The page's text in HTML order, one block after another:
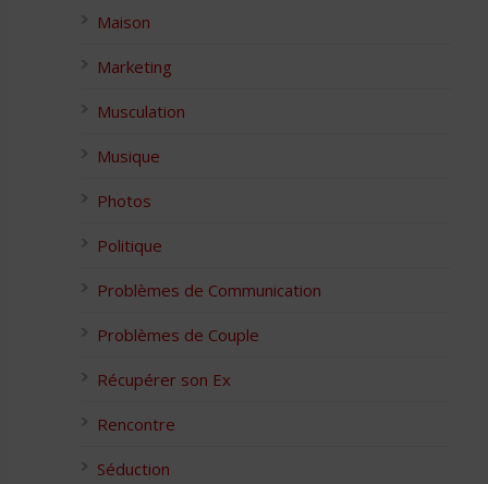
Maison
Marketing
Musculation
Musique
Photos
Politique
Problèmes de Communication
Problèmes de Couple
Récupérer son Ex
Rencontre
Séduction